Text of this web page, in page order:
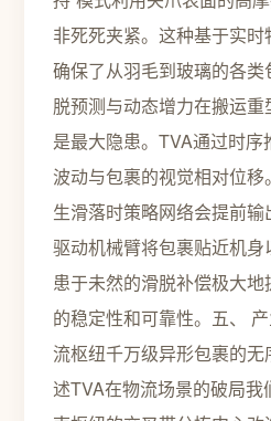
非死死夹紧。这种基于实
确保了从羽毛到玻璃的各
脱预测与动态增力在搬运
是最大隐患。TVA通过时
波动与包裹的视觉相对位
生滑落时策略网络会提前
驱动机械臂将包裹贴近机
患于未然的滑脱补偿极大
的稳定性和可靠性。五、
流枢纽千万级异形包裹的
述TVA在物流场景的破局